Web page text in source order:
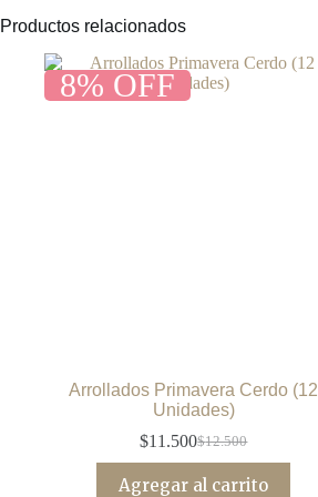
Productos relacionados
8% OFF
Arrollados Primavera Cerdo (12
Unidades)
$12.500
El
original
$11.500El
actual
Agregar al carrito